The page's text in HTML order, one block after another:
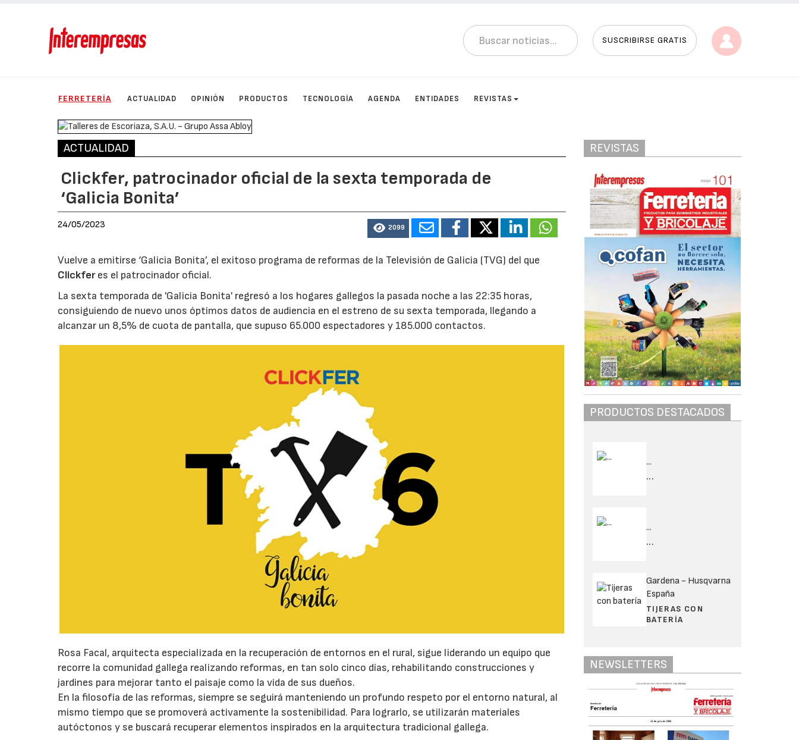
SUSCRIBIRSE GRATIS
FERRETERÍA ACTUALIDAD OPINIÓN PRODUCTOS TECNOLOGÍA AGENDA ENTIDADES REVISTAS
ACTUALIDAD
Clickfer, patrocinador oficial de la sexta temporada de
‘Galicia Bonita’
24/05/2023 2099
Vuelve a emitirse ‘Galicia Bonita’, el exitoso programa de reformas de la Televisión de Galicia (TVG) del que
Clickferes el patrocinador oficial.
La sexta temporada de 'Galicia Bonita' regresó a los hogares gallegos la pasada noche a las 22:35 horas,
consiguiendo de nuevo unos óptimos datos de audiencia en el estreno de su sexta temporada, llegando a
alcanzar un 8,5% de cuota de pantalla, que supuso 65.000 espectadores y 185.000 contactos.
Rosa Facal, arquitecta especializada en la recuperación de entornos en el rural, sigue liderando un equipo que
recorre la comunidad gallega realizando reformas, en tan solo cinco días, rehabilitando construcciones y
jardines para mejorar tanto el paisaje como la vida de sus dueños.
En la filosofía de las reformas, siempre se seguirá manteniendo un profundo respeto por el entorno natural, al
mismo tiempo que se promoverá activamente la sostenibilidad. Para lograrlo, se utilizarán materiales
autóctonos y se buscará recuperar elementos inspirados en la arquitectura tradicional gallega.
REVISTAS
PRODUCTOS DESTACADOS
...
...
...
...
Gardena - Husqvarna
España
TIJERAS CON
BATERÍA
NEWSLETTERS